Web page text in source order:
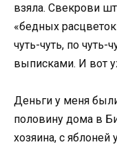
взяла. Свекрови
«бедных
чуть-чуть, по
выписками. И вот
Деньги у меня
половину дома в
хозяина, с